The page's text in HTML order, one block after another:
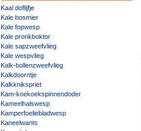
Kaal doflijfje
Kale bosmier
Kale fopwesp
Kale pronkboktor
Kale sapzweefvlieg
Kale wespvlieg
Kalk-bollenzweefvlieg
Kalkdoorntje
Kalkknikspriet
Kam-koekoekspinnendoder
Kameelhalswesp
Kamperfoeliebladwesp
Kaneelwants